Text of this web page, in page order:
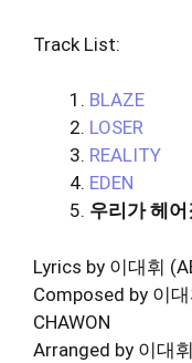
Track List:
BLAZE
LOSER
REALITY
EDEN
우리가 헤
Lyrics by 이대휘
Composed by 이
CHAWON
Arranged by 이대